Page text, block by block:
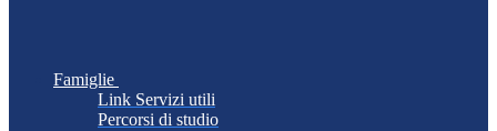
Famiglie
Link Servizi utili
Percorsi di studio